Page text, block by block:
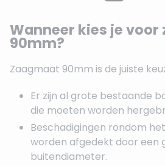
Wanneer kies je
90mm?
Zaagmaat 90mm is de juiste
Er zijn al grote bestaande
die moeten worden
Beschadigingen rondom
worden afgedekt door een
buitendiameter.